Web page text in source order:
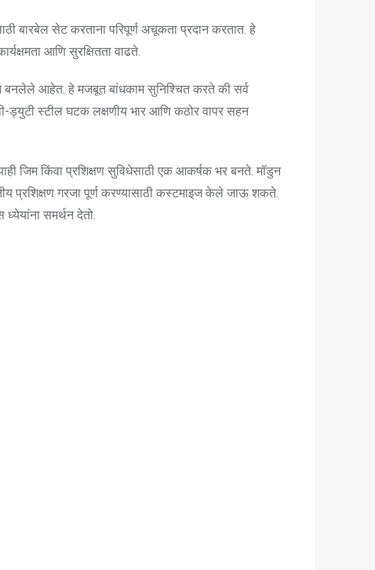
बारबेल सेट करताना परिपूर्ण अचूकता प्रदान करतात. हे
आणि सुरक्षितता वाढते.
बनलेले आहेत. हे मजबूत बांधकाम सुनिश्चित करते की सर्व
ड्युटी स्टील घटक लक्षणीय भार आणि कठोर वापर सहन
जिम किंवा प्रशिक्षण सुविधेसाठी एक आकर्षक भर बनते. मॉडुन
प्रशिक्षण गरजा पूर्ण करण्यासाठी कस्टमाइज केले जाऊ शकते.
समर्थन देतो.